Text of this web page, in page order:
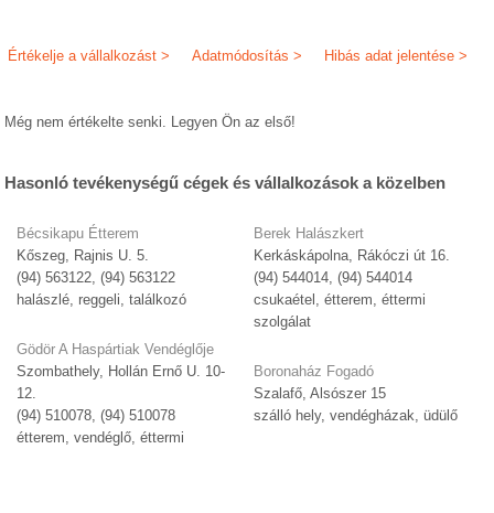
Hibás adat jelentése >
Adatmódosítás >
Értékelje a vállalkozást >
Még nem értékelte senki. Legyen Ön az első!
Hasonló tevékenységű cégek és vállalkozások a közelben
Bécsikapu Étterem
Kőszeg, Rajnis U. 5.
(94) 563122, (94) 563122
halászlé, reggeli, találkozó
Gödör A Haspártiak Vendéglője
Szombathely, Hollán Ernő U. 10-
12.
(94) 510078, (94) 510078
étterem, vendéglő, éttermi
Berek Halászkert
Kerkáskápolna, Rákóczi út 16.
(94) 544014, (94) 544014
csukaétel, étterem, éttermi
szolgálat
Boronaház Fogadó
Szalafő, Alsószer 15
szálló hely, vendégházak, üdülő